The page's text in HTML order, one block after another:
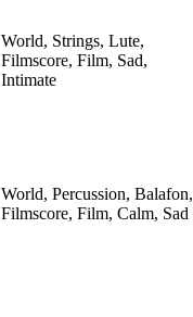
World, Strings, Lute,
Filmscore, Film, Sad,
Intimate
World, Percussion, Balafon,
Filmscore, Film, Calm, Sad